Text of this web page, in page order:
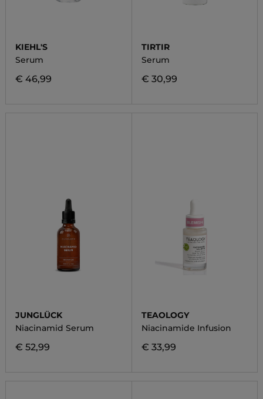
KIEHL'S
Serum
€ 46,99
TIRTIR
Serum
€ 30,99
JUNGLÜCK
Niacinamid Serum
€ 52,99
TEAOLOGY
Niacinamide Infusion
€ 33,99